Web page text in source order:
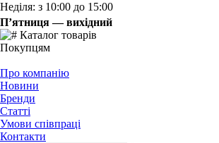
Неділя: з 10:00 до 15:00
П’ятниця — вихідний
Каталог товарів
Покупцям
Про компанію
Новини
Бренди
Статті
Умови співпраці
Контакти